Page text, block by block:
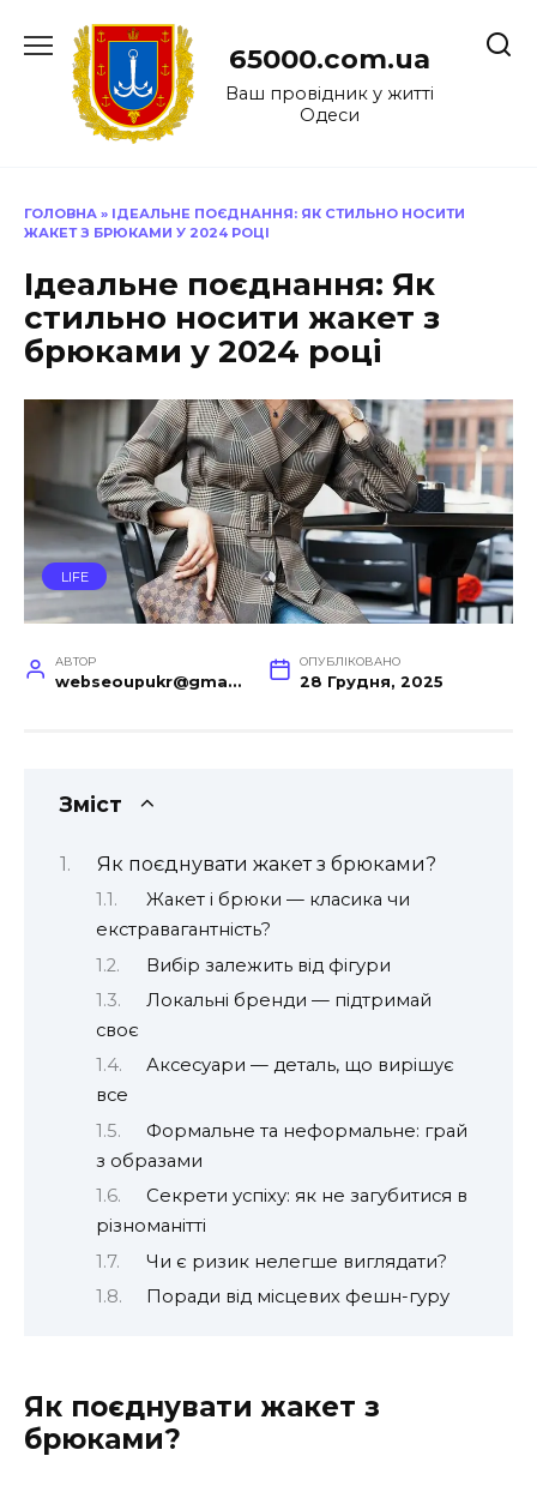
до
65000.com.ua
Ваш провідник у житті
Одеси
ГОЛОВНА » ІДЕАЛЬНЕ ПОЄДНАННЯ: ЯК СТИЛЬНО НОСИТИ
ЖАКЕТ З БРЮКАМИ У 2024 РОЦІ
Ідеальне поєднання: Як
стильно носити жакет з
брюками у 2024 році
LIFE
АВТОР
webseoupukr@gmail.com
ОПУБЛІКОВАНО
28 Грудня, 2025
Зміст
Як поєднувати жакет з брюками?
Жакет і брюки — класика чи
екстравагантність?
Вибір залежить від фігури
Локальні бренди — підтримай
своє
Аксесуари — деталь, що вирішує
все
Формальне та неформальне: грай
з образами
Секрети успіху: як не загубитися в
різноманітті
Чи є ризик нелегше виглядати?
Поради від місцевих фешн-гуру
Як поєднувати жакет з
брюками?